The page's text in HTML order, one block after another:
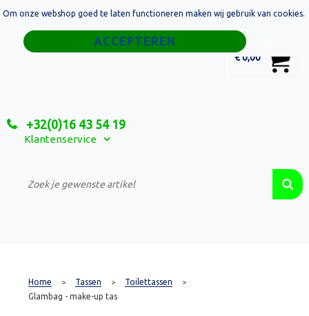
€ 0,00
+32(0)16 43 54 19
Klantenservice
Home
Relatiegeschenken
Custom Made Projecten
Home > Tassen > Toilettassen >
Glambag - make-up tas
Om onze webshop goed te laten functioneren maken wij gebruik van cookies.